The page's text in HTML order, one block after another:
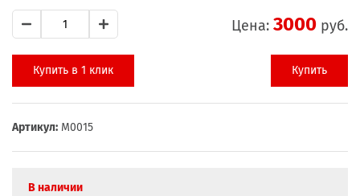
Цена: 3000 руб.
Купить в 1 клик Купить
Артикул: М0015
В наличии